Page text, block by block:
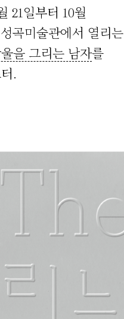
21일부터 10월
곡미술관에서 열리는
을 그리는 남자를
.